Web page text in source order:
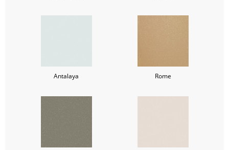
Antalaya Rome